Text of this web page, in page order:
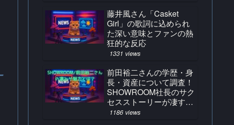
藤井風さん「Casket
Girl」の歌詞に込められ
た深い意味とファンの熱
狂的な反応
1331 views
前田裕二さんの学歴・身
長・資産について調査！
SHOWROOM社長のサク
セスストーリーが凄すぎ
る！
1186 views